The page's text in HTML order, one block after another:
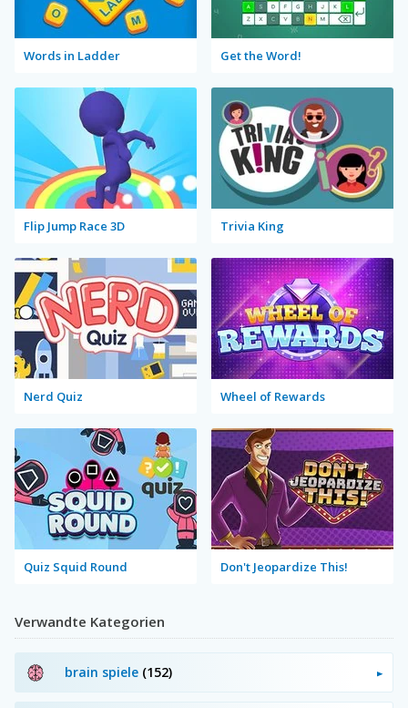
Words in Ladder Get the Word!
Flip Jump Race 3D Trivia King
Nerd Quiz Wheel of Rewards
Quiz Squid Round Don't Jeopardize This!
Verwandte Kategorien
brain spiele (152)